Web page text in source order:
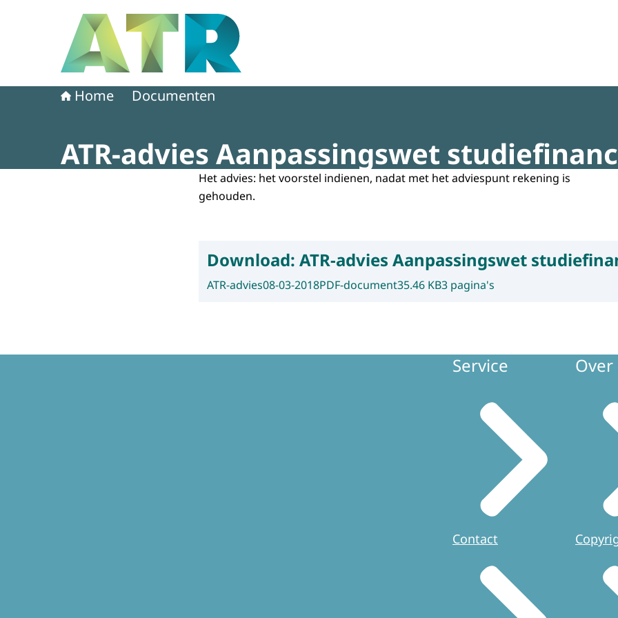
Home Documenten
ATR-advies Aanpassingswet
Het advies: het voorstel indienen, nadat met het adviespunt rekening is
gehouden.
Download: ATR-advies Aanpassingswet
ATR-advies08-03-2018PDF-document35.46 KB3 pagina's
Service
Contact
Over